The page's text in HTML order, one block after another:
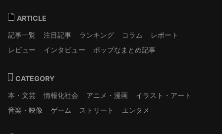
ARTICLE
記事一覧
注目記事 ランキング コラム
レポート
レビュー
インタビュー ポップなまとめ記事
CATEGORY
本・文芸
情報化社会 アニメ・漫画
イラスト・アート
音楽・映像
ゲーム ストリート エンタメ